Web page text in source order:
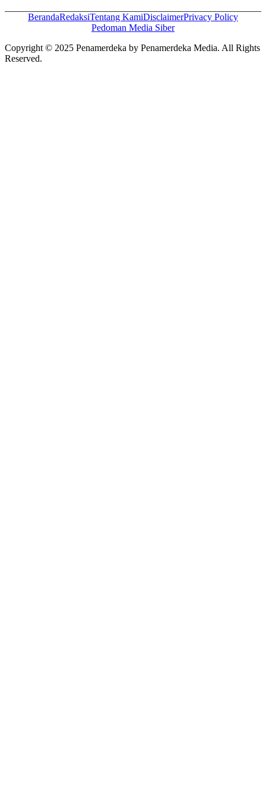
BerandaRedaksiTentang KamiDisclaimerPrivacy Policy
Pedoman Media Siber
Copyright © 2025 Penamerdeka by Penamerdeka Media. All Rights
Reserved.